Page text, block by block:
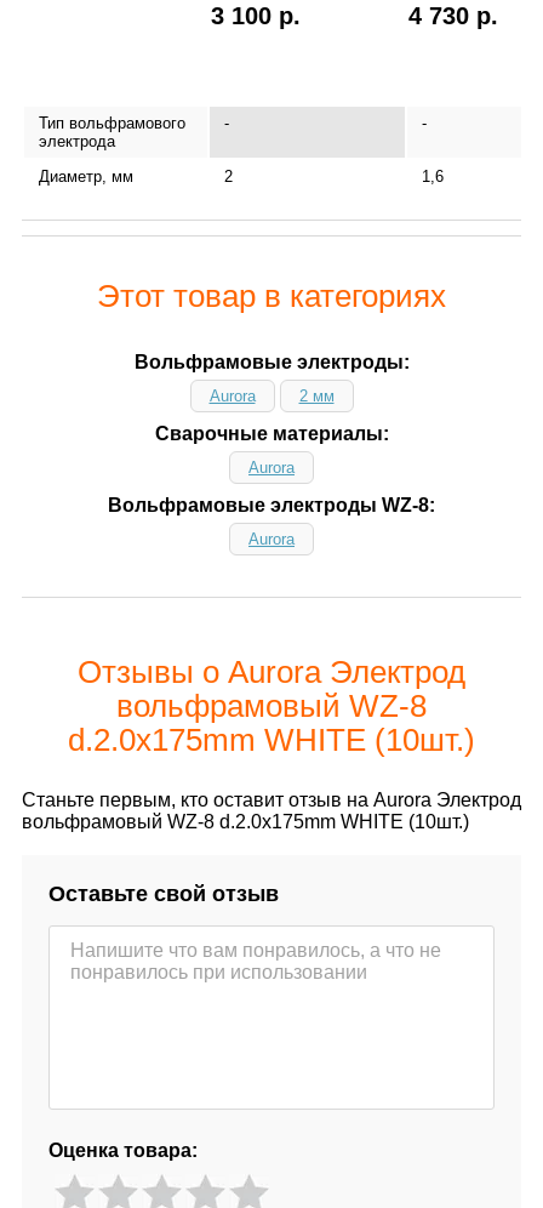
3 100 р. 4 730 р.
Тип вольфрамового
электрода
- -
Диаметр, мм 2 1,6
Этот товар в категориях
Вольфрамовые электроды:
Aurora 2 мм
Сварочные материалы:
Aurora
Вольфрамовые электроды WZ-8:
Aurora
Отзывы о Aurora Электрод
вольфрамовый WZ-8
d.2.0x175mm WHITE (10шт.)
Станьте первым, кто оставит отзыв на Aurora Электрод
вольфрамовый WZ-8 d.2.0x175mm WHITE (10шт.)
Оставьте свой отзыв
Оценка товара: